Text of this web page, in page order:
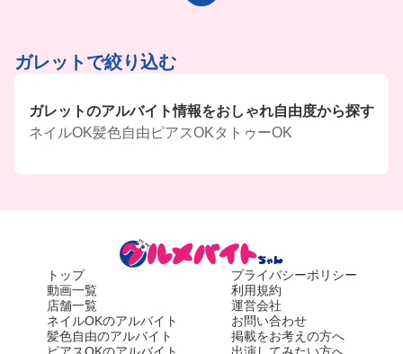
ガレットで絞り込む
ガレットのアルバイト情報をおしゃれ自由度から探す
ネイルOK髪色自由 ピアスOKタトゥーOK
トップ
動画一覧
店舗一覧
ネイルOKのアルバイト
髪色自由のアルバイト
プライバシーポリシー
利用規約
運営会社
お問い合わせ
掲載をお考えの方へ